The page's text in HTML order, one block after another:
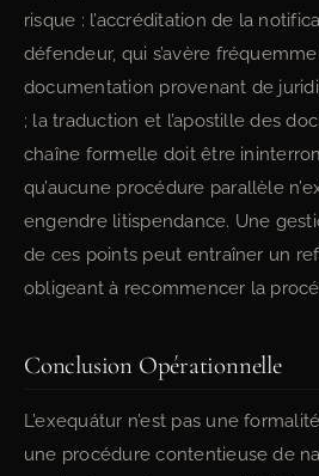
risque : l’accréditation de la
défendeur, qui s’avère
documentation provenant de
; la traduction et l’apostille des
chaîne formelle doit être
qu’aucune procédure parallèle
engendre litispendance. Une
de ces points peut entraîner un
obligeant à recommencer la
Conclusion Opérationnelle
L’exequátur n’est pas une
une procédure contentieuse de